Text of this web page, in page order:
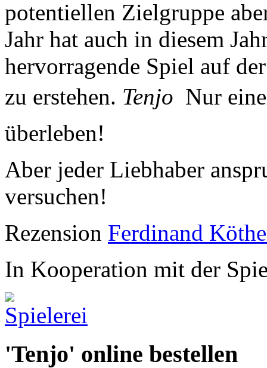
potentiellen Zielgruppe
Jahr hat auch in diesem
hervorragende Spiel auf
zu erstehen. Tenjo  Nur
überleben!
Aber jeder Liebhaber
versuchen!
Rezension Ferdinand
In Kooperation mit der
'Tenjo' online bestellen